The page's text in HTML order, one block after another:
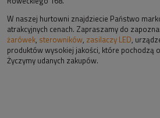
W naszej hurtowni znajdziecie Państwo
atrakcyjnych cenach. Zapraszamy do
żarówek, sterowników, zasilaczy LED,
produktów wysokiej jakości, które pochodzą
Życzymy udanych zakupów.